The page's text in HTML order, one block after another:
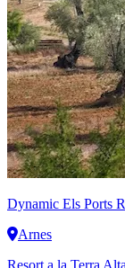
Dynamic Els Ports
Arnes
Resort a la Terra